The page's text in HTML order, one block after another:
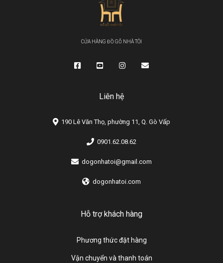
CỬA HÀNG ĐỒ GỖ NHÀ TÔI
Liên hệ
190 Lê Văn Thọ, phường 11, Q. Gò Vấp
0901.62.08.62
dogonhatoi@gmail.com
dogonhatoi.com
Hỗ trợ khách hàng
Phương thức đặt hàng
Vận chuyển và thanh toán